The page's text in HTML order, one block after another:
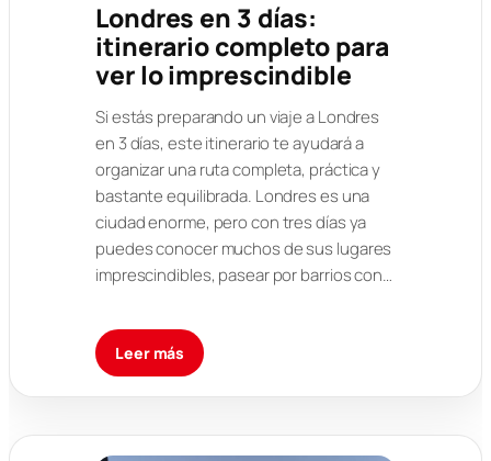
Londres en 3 días:
itinerario completo para
ver lo imprescindible
Si estás preparando un viaje a Londres
en 3 días, este itinerario te ayudará a
organizar una ruta completa, práctica y
bastante equilibrada. Londres es una
ciudad enorme, pero con tres días ya
puedes conocer muchos de sus lugares
imprescindibles, pasear por barrios con…
Leer más